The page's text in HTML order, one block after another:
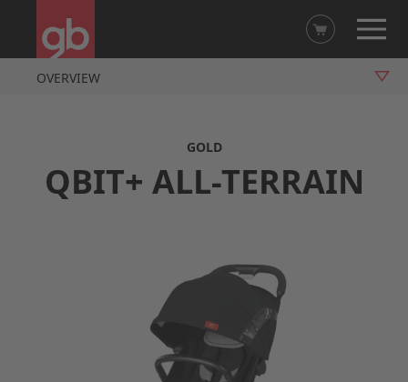
OVERVIEW
ACCESSORIES
GOLD
QBIT+ ALL-TERRAIN